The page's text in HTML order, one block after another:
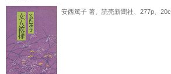
安西篤子 著、読売新聞社、277p、